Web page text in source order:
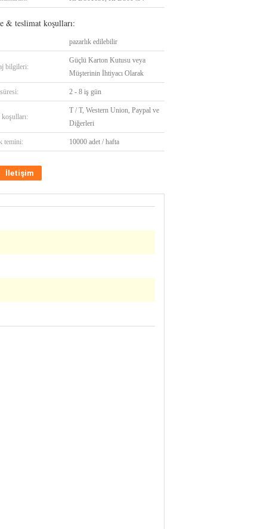
& teslimat koşulları:
pazarlık edilebilir
bilgileri:
Güçlü Karton Kutusu veya
Müşterinin İhtiyacı Olarak
2 - 8 iş gün
T / T, Western Union, Paypal ve
Diğerleri
temini: 10000 adet / hafta
İletişim